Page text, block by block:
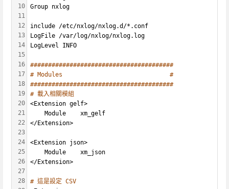
10
11
12
13
14
15
16
17
18
19
20
21
22
23
24
25
26
27
28
Group nxlog
include /etc/nxlog/nxlog.d/*.conf
LogFile /var/log/nxlog/nxlog.log
LogLevel INFO
########################################
# Modules                              #
########################################
# 載入相關模組
<Extension gelf>
    Module    xm_gelf
</Extension>
<Extension json>
    Module    xm_json
</Extension>
# 這是設定 CSV